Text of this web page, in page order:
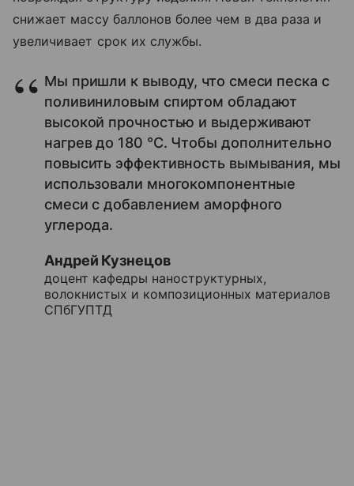
снижает массу баллонов более чем в два раза и
увеличивает срок их службы.
Мы пришли к выводу, что смеси песка с
поливиниловым спиртом обладают
высокой прочностью и выдерживают
нагрев до 180 °С. Чтобы дополнительно
повысить эффективность вымывания, мы
использовали многокомпонентные
смеси с добавлением аморфного
углерода.
Андрей Кузнецов
доцент кафедры наноструктурных,
волокнистых и композиционных материалов
СПбГУПТД